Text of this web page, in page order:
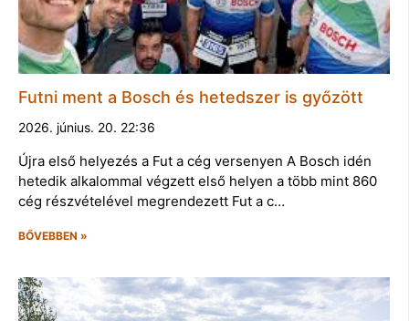
Futni ment a Bosch és hetedszer is győzött
2026. június. 20. 22:36
Újra első helyezés a Fut a cég versenyen A Bosch idén
hetedik alkalommal végzett első helyen a több mint 860
cég részvételével megrendezett Fut a c…
BŐVEBBEN »